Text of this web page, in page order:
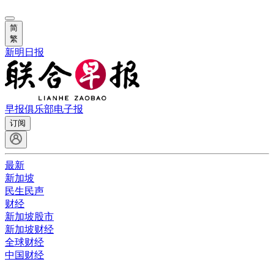
简
繁
新明日报
早报俱乐部电子报
订阅
最新
新加坡
民生民声
财经
新加坡股市
新加坡财经
全球财经
中国财经